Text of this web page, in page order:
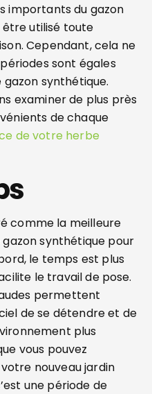
importants du gazon
utilisé toute
Cependant, cela ne
sont égales
synthétique.
examiner de plus près
de chaque
de votre herbe
comme la meilleure
synthétique pour
le temps est plus
le travail de pose.
permettent
de se détendre et de
plus
vous pouvez
nouveau jardin
une période de